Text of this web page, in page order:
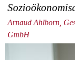
Arnaud Ahlborn,
GmbH